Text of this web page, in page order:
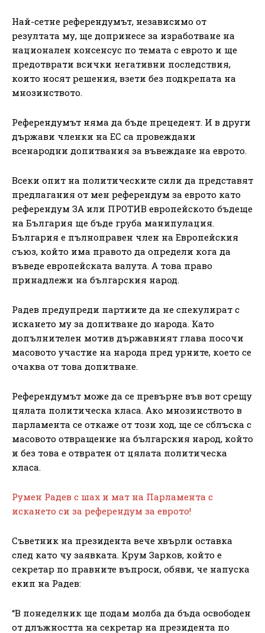
Най-сетне референдумът, независимо от
резултата му, ще допринесе за изработване на
национален консенсус по темата с еврото и ще
предотврати всички негативни последствия,
които носят решения, взети без подкрепата на
мнозинството.
Референдумът няма да бъде прецедент. И в други
държави членки на ЕС са провеждани
всенародни допитвания за въвеждане на еврото.
Всеки опит на политическите сили да представят
предлагания от мен референдум за еврото като
референдум ЗА или ПРОТИВ европейското бъдеще
на България ще бъде груба манипулация.
България е пълноправен член на Европейския
съюз, който има правото да определи кога да
въведе европейската валута. А това право
принадлежи на българския народ.
Радев предупреди партиите да не спекулират с
искането му за допитване до народа. Като
допълнителен мотив държавният глава посочи
масовото участие на народа пред урните, което се
очаква от това допитване.
Референдумът може да се превърне във вот срещу
цялата политическа класа. Ако мнозинството в
парламента се откаже от този ход, ще се сблъска с
масовото отвращение на българския народ, който
и без това е отвратен от цялата политическа
класа.
Румен Радев с шах и мат на Парламента с
искането си за референдум за еврото!
Съветник на президента вече хвърли оставка
след като чу заявката. Крум Зарков, който е
секретар по правните въпроси, обяви, че напуска
екип на Радев:
“В понеделник ще подам молба да бъда освободен
от длъжността на секретар на президента по